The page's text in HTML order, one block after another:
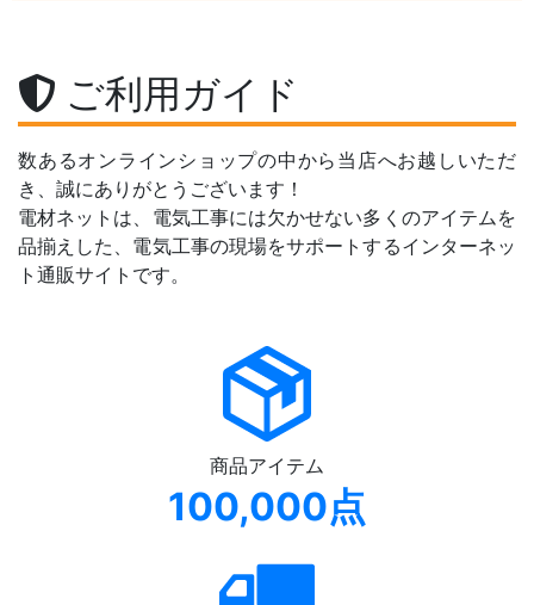
ご利用ガイド
数あるオンラインショップの中から当店へお越しいただ
き、誠にありがとうございます！
電材ネットは、電気工事には欠かせない多くのアイテムを
品揃えした、電気工事の現場をサポートするインターネッ
ト通販サイトです。
商品アイテム
100,000点